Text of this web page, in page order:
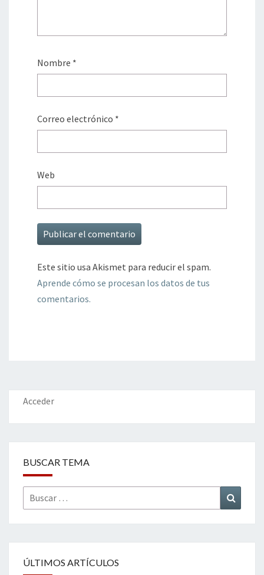
Nombre *
Correo electrónico *
Web
Este sitio usa Akismet para reducir el spam.
Aprende cómo se procesan los datos de tus
comentarios.
Acceder
BUSCAR TEMA
Buscar
por:
ÚLTIMOS ARTÍCULOS